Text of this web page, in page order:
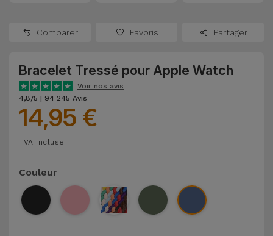
OnePlus
Dyson
TCL
Marques
Voir
Reconditionnées
Voir
tout
et
Enceintes
Montres
Connectées
et
Chaînes
de
Comparer Favoris Partager
Bracelet Tressé pour Apple Watch
Voir nos avis
4,8/5 | 94 245 Avis
14,95 €
TVA incluse
Couleur